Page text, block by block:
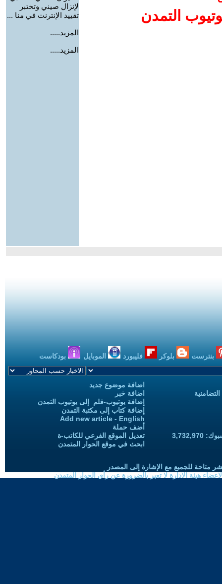
التمدن
لإنزال صيني وتختبر
تقييد الإنترنت في منا ...
المزيد.....
المزيد.....
بنترست بلوكر فليبورد الموبايل بودكاست
اضافة موضوع جديد
اضافة خبر
إضافة يوتيوب-فلم إلى يوتيوب التمدن
إضافة كتاب إلى مكتبة التمدن
Add new article - English
أضف حملة
تعديل الموقع الفرعي للكاتب-ة
ابحث في موقع الحوار المتمدن
متاحة للجميع مع الإشارة إلى المصدر
هيئة الادارة لا تعبر بالضرورة عن رأي الحوار المتمدن